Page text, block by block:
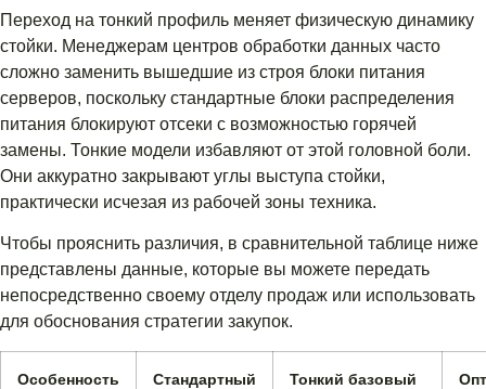
Переход на тонкий профиль меняет физическую динамику
стойки. Менеджерам центров обработки данных часто
сложно заменить вышедшие из строя блоки питания
серверов, поскольку стандартные блоки распределения
питания блокируют отсеки с возможностью горячей
замены. Тонкие модели избавляют от этой головной боли.
Они аккуратно закрывают углы выступа стойки,
практически исчезая из рабочей зоны техника.
Чтобы прояснить различия, в сравнительной таблице ниже
представлены данные, которые вы можете передать
непосредственно своему отделу продаж или использовать
для обоснования стратегии закупок.
Особенность
Стандартный
Тонкий базовый